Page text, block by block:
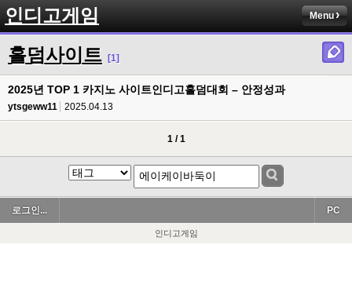
인디고게임 Menu
홀덤사이트 [1]
2025년 TOP 1 카지노 사이트인디고홀덤대회 – 안정성과
ytsgeww11 2025.04.13
1 / 1
로그인... PC
인디고게임